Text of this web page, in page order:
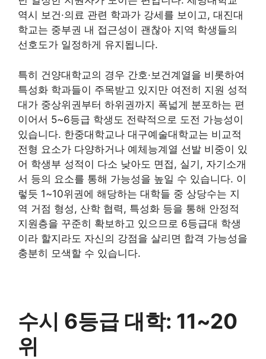
역시 보건·의료 관련 학과가 강세를 보이고, 대진대
학교는 중부권 내 접근성이 괜찮아 지역 학생들의
선호도가 일정하게 유지됩니다.
특히 건양대학교의 경우 간호·보건계열을 비롯하여
특성화 학과들이 주목받고 있지만 여전히 지원 성적
대가 중상위권부터 하위권까지 폭넓게 분포하는 편
이어서 5~6등급 학생도 전략적으로 도전 가능성이
있습니다. 한중대학교나 대구예술대학교는 비교적
전형 요소가 다양하거나 예체능계열 선발 비중이 있
어 학생부 성적이 다소 낮아도 면접, 실기, 자기소개
서 등의 요소를 통해 가능성을 높일 수 있습니다. 이
렇듯 1~10위권에 해당하는 대학들 중 상당수는 지
역 거점 형성, 산학 협력, 특성화 등을 통해 안정적
지원층을 꾸준히 확보하고 있으므로 6등급대 학생
이라 할지라도 자신의 강점을 살리면 합격 가능성을
충분히 모색할 수 있습니다.
수시 6등급 대학: 11~20
위